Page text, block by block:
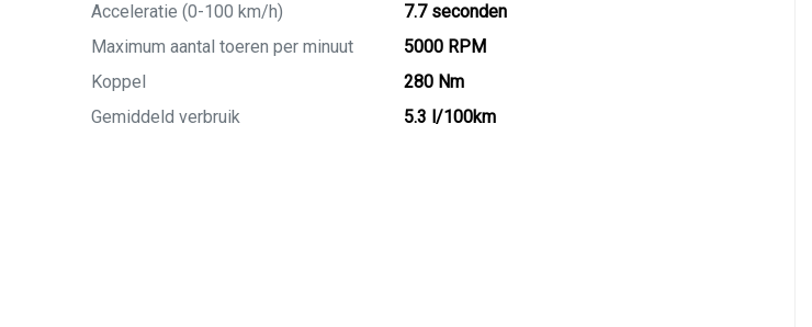
Acceleratie (0-100 km/h)
7.7 seconden
Maximum aantal toeren per minuut
5000 RPM
Koppel
280 Nm
Gemiddeld verbruik
5.3 l/100km